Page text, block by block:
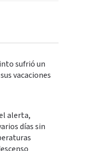
sufrió un
vacaciones
alerta,
días sin